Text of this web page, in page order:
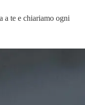
a te e chiariamo ogni